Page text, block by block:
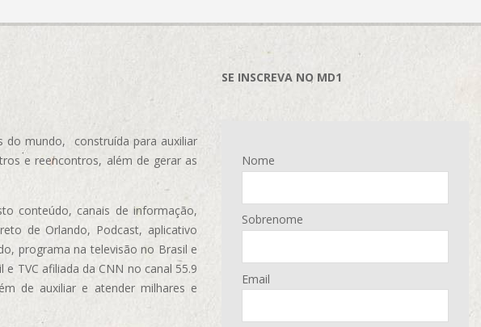
mundo, construída para auxiliar
e reencontros, além de gerar as
conteúdo, canais de informação,
de Orlando, Podcast, aplicativo
programa na televisão no Brasil e
e TVC afiliada da CNN no canal 55.9
de auxiliar e atender milhares e
SE INSCREVA NO MD1
Nome
Sobrenome
Email